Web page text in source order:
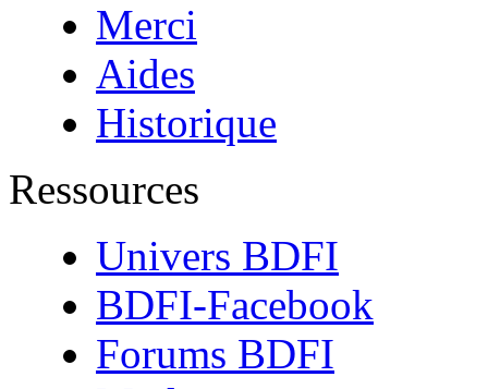
Merci
Aides
Historique
Ressources
Univers BDFI
BDFI-Facebook
Forums BDFI